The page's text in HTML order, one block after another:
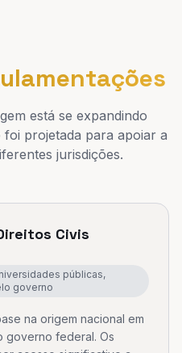
está se expandindo
projetada para apoiar a
jurisdições.
Civis
públicas,
governo
na origem nacional em
governo federal. Os